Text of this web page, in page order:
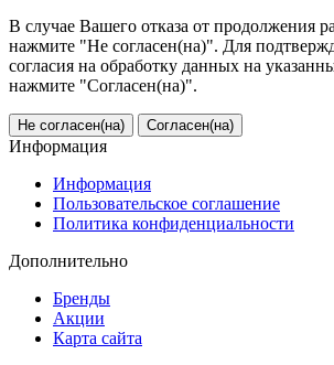
В случае Вашего отказа от продолжения
нажмите "Не согласен(на)". Для
согласия на обработку данных на
нажмите "Согласен(на)".
Не согласен(на) Согласен(на)
Информация
Информация
Пользовательское соглашение
Политика конфиденциальности
Дополнительно
Бренды
Акции
Карта сайта